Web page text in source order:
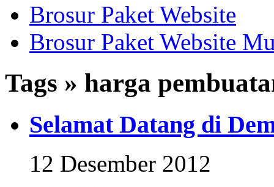
Brosur Paket Website
Brosur Paket Website
Tags » harga
Selamat Datang di
12 Desember 2012